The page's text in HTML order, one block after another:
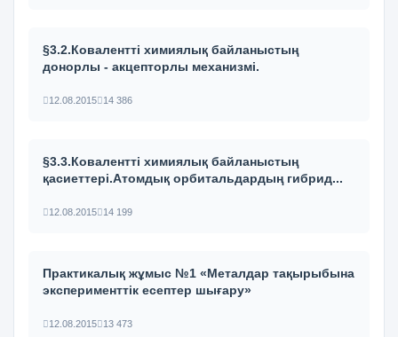
§3.2.Ковалентті химиялық байланыстың
донорлы - акцепторлы механизмі.
12.08.2015 14 386
§3.3.Ковалентті химиялық байланыстың
қасиеттері.Атомдық орбитальдардың гибрид...
12.08.2015 14 199
Практикалық жұмыс №1 «Металдар тақырыбына
эксперименттік есептер шығару»
12.08.2015 13 473